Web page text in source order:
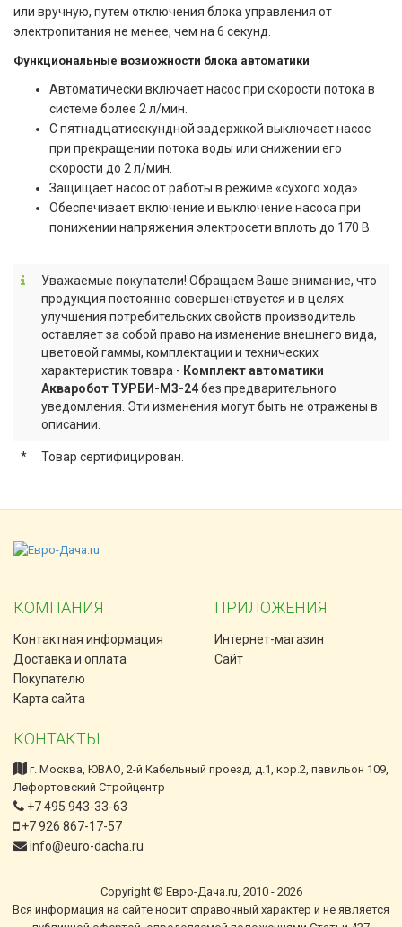
или вручную, путем отключения блока управления от
электропитания не менее, чем на 6 секунд.
Функциональные возможности блока автоматики
Автоматически включает насос при скорости потока в
системе более 2 л/мин.
С пятнадцатисекундной задержкой выключает насос
при прекращении потока воды или снижении его
скорости до 2 л/мин.
Защищает насос от работы в режиме «сухого хода».
Обеспечивает включение и выключение насоса при
понижении напряжения электросети вплоть до 170 В.
Уважаемые покупатели! Обращаем Ваше внимание, что
продукция постоянно совершенствуется и в целях
улучшения потребительских свойств производитель
оставляет за собой право на изменение внешнего вида,
цветовой гаммы, комплектации и технических
характеристик товара - Комплект автоматики
Акваробот ТУРБИ-М3-24без предварительного
уведомления. Эти изменения могут быть не отражены в
описании.
* Товар сертифицирован.
КОМПАНИЯ
Контактная информация
Доставка и оплата
Покупателю
Карта сайта
ПРИЛОЖЕНИЯ
Интернет-магазин
Сайт
КОНТАКТЫ
г. Москва, ЮВАО, 2-й Кабельный проезд, д.1, кор.2, павильон 109,
Лефортовский Стройцентр
+7 495 943-33-63
+7 926 867-17-57
info@euro-dacha.ru
Copyright © Евро-Дача.ru, 2010 - 2026
Вся информация на сайте носит справочный характер и не является